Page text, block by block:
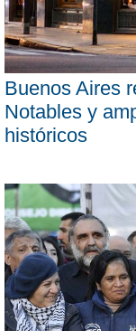
Buenos Aires
Notables y
históricos